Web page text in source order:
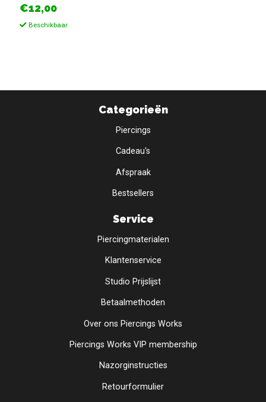
€12,00
Beschikbaar
Categorieën
Piercings
Cadeau's
Afspraak
Bestsellers
Service
Piercingmaterialen
Klantenservice
Studio Prijslijst
Betaalmethoden
Over ons Piercings Works
Piercings Works VIP membership
Nazorginstructies
Retourformulier